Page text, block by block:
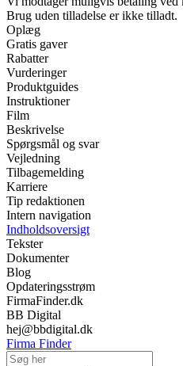
Brug uden tilladelse er ikke tilladt.
Oplæg
Gratis gaver
Rabatter
Vurderinger
Produktguides
Instruktioner
Film
Beskrivelse
Spørgsmål og svar
Vejledning
Tilbagemelding
Karriere
Tip redaktionen
Intern navigation
Indholdsoversigt
Tekster
Dokumenter
Blog
Opdateringsstrøm
FirmaFinder.dk
BB Digital
hej@bbdigital.dk
Firma Finder